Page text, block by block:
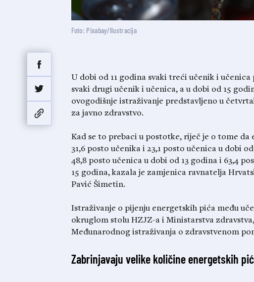
Foto: Pixabay/Ilustracija
U dobi od 11 godina svaki treći učenik i
svaki drugi učenik i učenica, a u dobi od 15
ovogodišnje istraživanje predstavljeno u
za javno zdravstvo.
Kad se to prebaci u postotke, riječ je o tome
31,6 posto učenika i 23,1 posto učenica u dobi
48,8 posto učenica u dobi od 13 godina i 63,4
15 godina, kazala je zamjenica ravnatelja
Pavić Šimetin.
Istraživanje o pijenju energetskih pića među
okruglom stolu HZJZ-a i Ministarstva
Međunarodnog istraživanja o zdravstvenom
Zabrinjavaju velike količine energetskih